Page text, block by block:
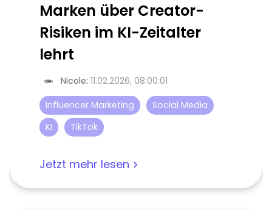
Marken über Creator-
Risiken im KI-Zeitalter
lehrt
Nicole: 11.02.2026, 08:00:01
Influencer Marketing
Social Media
KI
TikTok
Jetzt mehr lesen